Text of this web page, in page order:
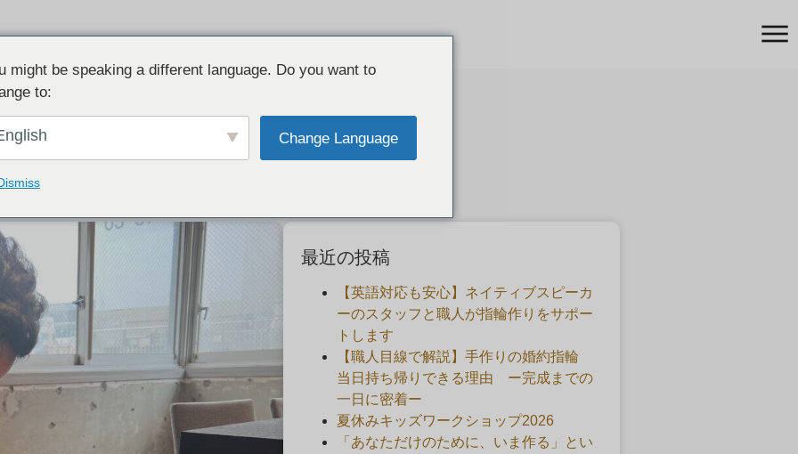
の声：彼女には内緒で・手作り婚約指輪
最近の投稿
【英語対応も安心】ネイティブスピーカ
ーのスタッフと職人が指輪作りをサポー
トします
【職人目線で解説】手作りの婚約指輪
当日持ち帰りできる理由 ー完成までの
一日に密着ー
夏休みキッズワークショップ2026
「あなただけのために、いま作る」とい
might be speaking a different language. Do you want to
to:
Change Language